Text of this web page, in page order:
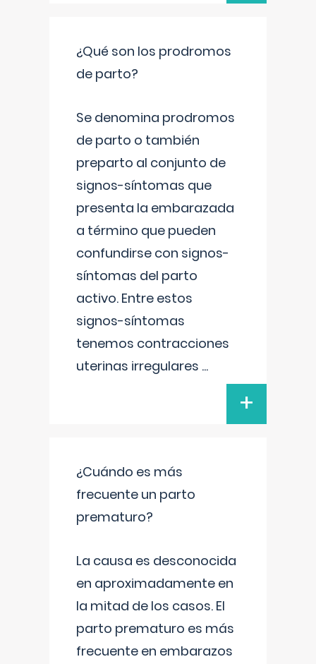
¿Qué son los prodromos
de parto?
Se denomina prodromos
de parto o también
preparto al conjunto de
signos-síntomas que
presenta la embarazada
a término que pueden
confundirse con signos-
síntomas del parto
activo. Entre estos
signos-síntomas
tenemos contracciones
uterinas irregulares ...
+
¿Cuándo es más
frecuente un parto
prematuro?
La causa es desconocida
en aproximadamente en
la mitad de los casos. El
parto prematuro es más
frecuente en embarazos